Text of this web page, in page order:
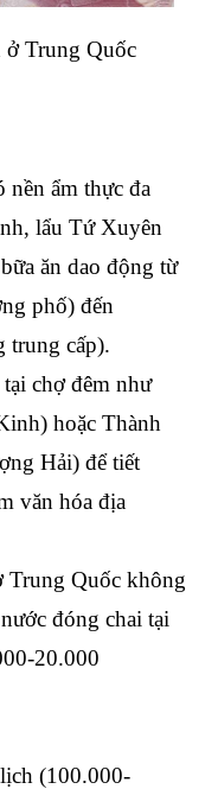
ở Trung Quốc
nền ẩm thực đa
lẩu Tứ Xuyên
ăn dao động từ
phố) đến
trung cấp).
chợ đêm như
hoặc Thành
Hải) để tiết
văn hóa địa
Trung Quốc không
đóng chai tại
20.000
(100.000-